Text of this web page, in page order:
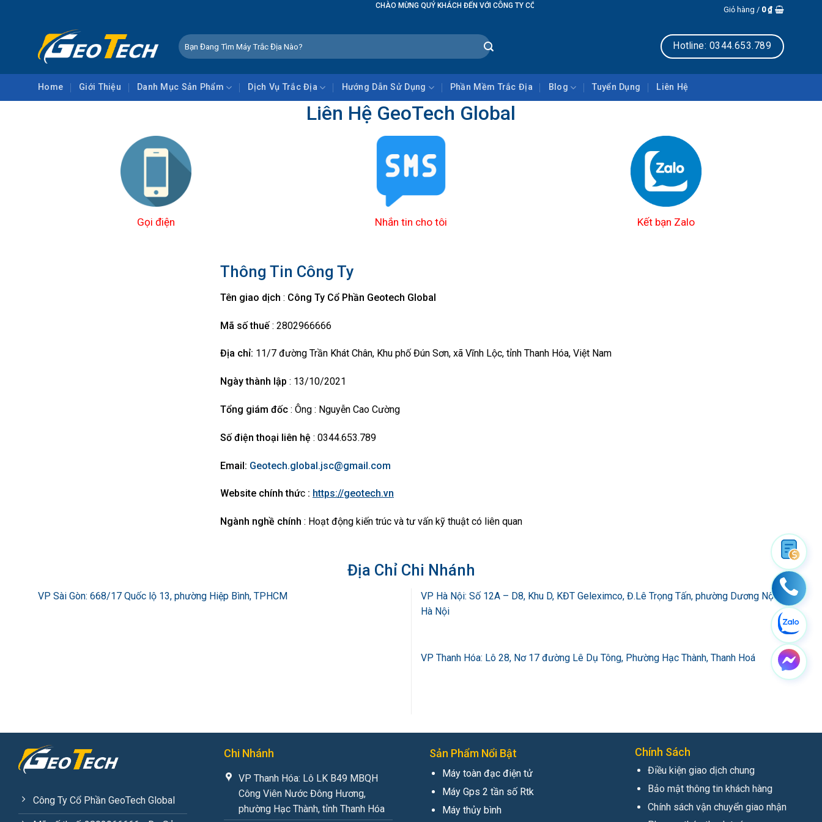
CHÀO MỪNG QUÝ KHÁCH ĐẾN VỚI CÔNG TY CỔ PHẦN GEOTECH GLOBAL Giỏ hàng / 0₫
Tìm
kiếm:
Hotline: 0344.653.789
Home Giới Thiệu Danh Mục Sản Phẩm Dịch Vụ Trắc Địa Hướng Dẫn Sử Dụng Phần Mềm Trắc Địa Blog Tuyển Dụng Liên Hệ
Liên Hệ GeoTech Global
Gọi điện Nhắn tin cho tôi Kết bạn Zalo
Thông Tin Công Ty
Tên giao dịch : Công Ty Cổ Phần Geotech Global
Mã số thuế: 2802966666
Địa chỉ: 11/7 đường Trần Khát Chân, Khu phố Đún Sơn, xã Vĩnh Lộc, tỉnh Thanh Hóa, Việt Nam
Ngày thành lập : 13/10/2021
Tổng giám đốc : Ông : Nguyễn Cao Cường
Số điện thoại liên hệ : 0344.653.789
Email: Geotech.global.jsc@gmail.com
Website chính thức : https://geotech.vn
Ngành nghề chính : Hoạt động kiến trúc và tư vấn kỹ thuật có liên quan
Địa Chỉ Chi Nhánh
VP Sài Gòn: 668/17 Quốc lộ 13, phường Hiệp Bình, TPHCM
VP Hà Nội: Số 12A – D8, Khu D, KĐT Geleximco, Đ.Lê Trọng Tấn, phường Dương Nội,
Hà Nội
VP Thanh Hóa: Lô 28, Nơ 17 đường Lê Dụ Tông, Phường Hạc Thành, Thanh Hoá
Công Ty Cổ Phần GeoTech Global
Chi Nhánh
VP Thanh Hóa: Lô LK B49 MBQH
Công Viên Nước Đông Hương,
phường Hạc Thành, tỉnh Thanh Hóa
Sản Phẩm Nổi Bật
Máy toàn đạc điện tử
Máy Gps 2 tần số Rtk
Máy thủy bình
Chính Sách
Điều kiện giao dịch chung
Bảo mật thông tin khách hàng
Chính sách vận chuyển giao nhận